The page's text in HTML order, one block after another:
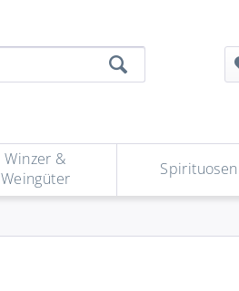
Winzer &
Weingüter
Spirituosen